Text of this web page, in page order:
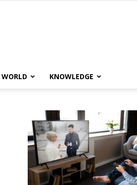
WORLD KNOWLEDGE